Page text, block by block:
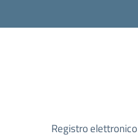
Registro elettronico